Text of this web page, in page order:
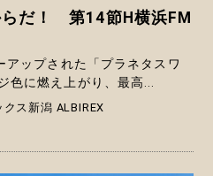
だ！ 第14節H横浜FM
アップされた「プラネタスワ
色に燃え上がり、最高...
ス新潟 ALBIREX